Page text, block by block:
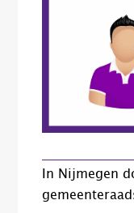
In Nijmegen